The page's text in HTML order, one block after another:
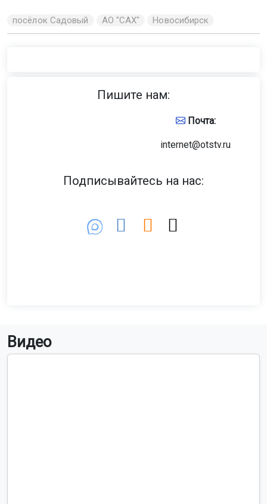
посёлок Садовый АО "САХ" Новосибирск
Пишите нам:
Почта:
internet@otstv.ru
Подписывайтесь на нас:
Видео